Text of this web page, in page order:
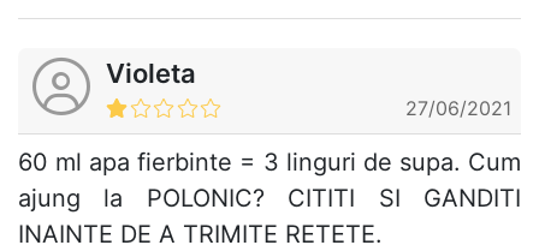
Violeta
27/06/2021
60 ml apa fierbinte = 3 linguri de supa. Cum
ajung la POLONIC? CITITI SI GANDITI
INAINTE DE A TRIMITE RETETE.